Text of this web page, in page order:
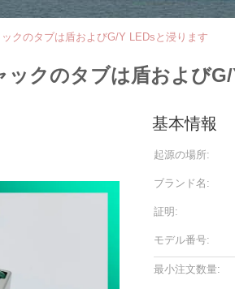
クのタブは盾およびG/Y LEDsと浸ります
クのタブは盾および
基本情報
起源の場所:
ブランド名:
証明:
モデル番号:
最小注文数量: